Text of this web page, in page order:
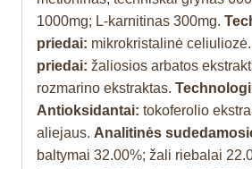
1000mg; L-karnitinas 300mg.
priedai: mikrokristalinė celiuliozė.
priedai: žaliosios arbatos
rozmarino ekstraktas.
Antioksidantai: tokoferolio
aliejaus. Analitinės
baltymai 32.00%; žali riebalai